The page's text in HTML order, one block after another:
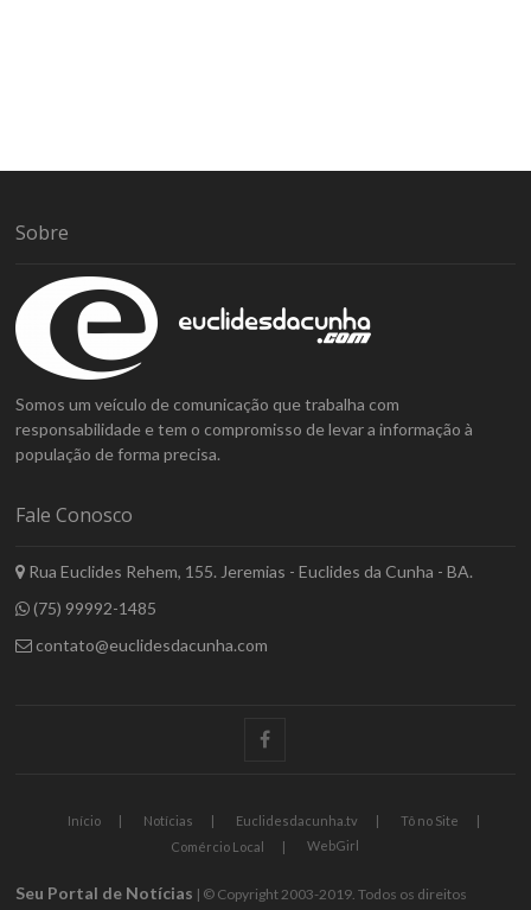
Sobre
Somos um veículo de comunicação que trabalha com
responsabilidade e tem o compromisso de levar a informação à
população de forma precisa.
Fale Conosco
Rua Euclides Rehem, 155. Jeremias - Euclides da Cunha - BA.
(75) 99992-1485
contato@euclidesdacunha.com
facebook
Início Notícias Euclidesdacunha.tv
Tô no Site
Comércio Local
WebGirl
Seu Portal de Notícias | © Copyright 2003-2019. Todos os direitos